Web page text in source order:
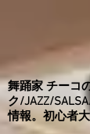
舞踊家 チーコ
ク/JAZZ/
情報。初心者